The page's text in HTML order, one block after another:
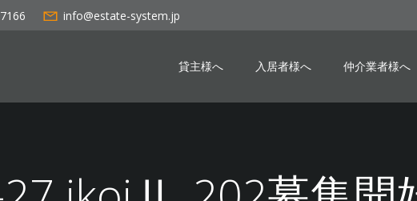
info@estate-system.jp
貸主様へ 入居者様へ 仲介業者様へ